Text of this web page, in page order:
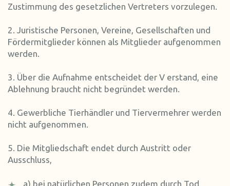
Zustimmung des gesetzlichen Vertreters vorzulegen.
2. Juristische Personen, Vereine, Gesellschaften und
Fördermitglieder können als Mitglieder aufgenommen
werden.
3. Über die Aufnahme entscheidet der V erstand, eine
Ablehnung braucht nicht begründet werden.
4. Gewerbliche Tierhändler und Tiervermehrer werden
nicht aufgenommen.
5. Die Mitgliedschaft endet durch Austritt oder
Ausschluss,
a) bei natürlichen Personen zudem durch Tod